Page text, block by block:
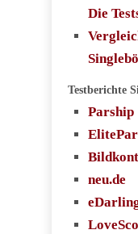
Die
Testberichte
Parship
neu.de